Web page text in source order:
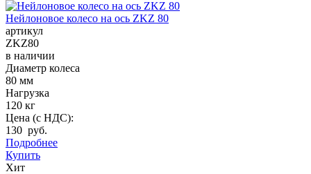
Нейлоновое колесо на ось ZKZ 80
артикул
ZKZ80
в наличии
Диаметр колеса
80 мм
Нагрузка
120 кг
Цена (с НДС):
130 руб.
Подробнее
Купить
Хит